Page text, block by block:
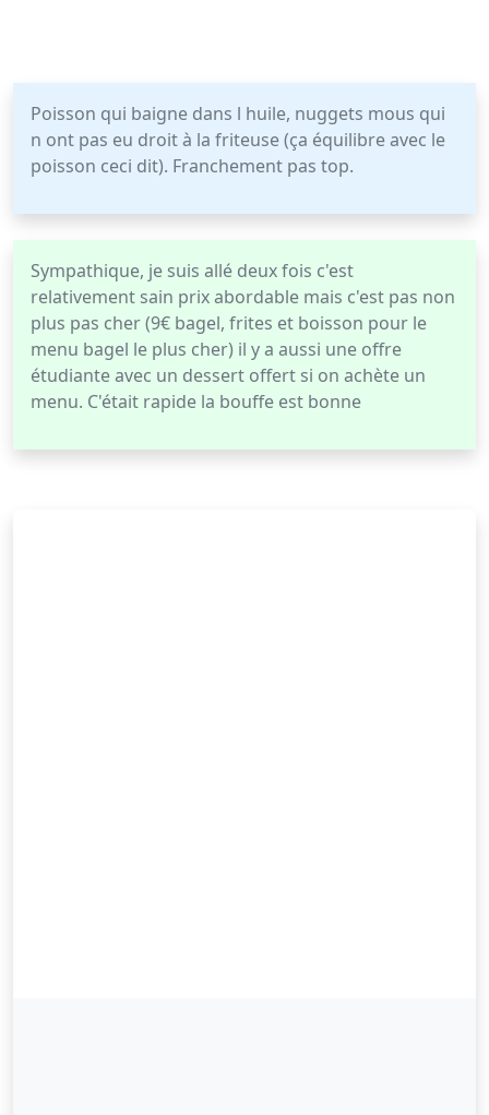
Poisson qui baigne dans l huile, nuggets mous qui
n ont pas eu droit à la friteuse (ça équilibre avec le
poisson ceci dit). Franchement pas top.
Sympathique, je suis allé deux fois c'est
relativement sain prix abordable mais c'est pas non
plus pas cher (9€ bagel, frites et boisson pour le
menu bagel le plus cher) il y a aussi une offre
étudiante avec un dessert offert si on achète un
menu. C'était rapide la bouffe est bonne